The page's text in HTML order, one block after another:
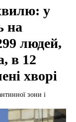
у
на
людей,
в 12
хворі
зони і